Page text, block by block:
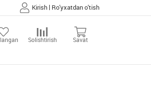
Kirish | Ro'yxatdan o'tish
Solishtirish Savat